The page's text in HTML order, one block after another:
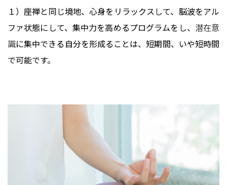
１）座禅と同じ境地、心身をリラックスして、脳波をアル
ファ状態にして、集中力を高めるプログラムをし、 潜在意
識に集中できる自分を形成ることは、短期間、いや短時間
で可能です。